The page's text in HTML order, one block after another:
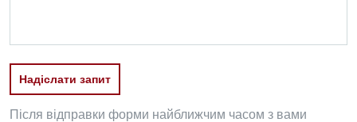
Пульмонологія
Ревматологія
Судинна хірургія
Надіслати запит
Після відправки форми найближчим часом з вами